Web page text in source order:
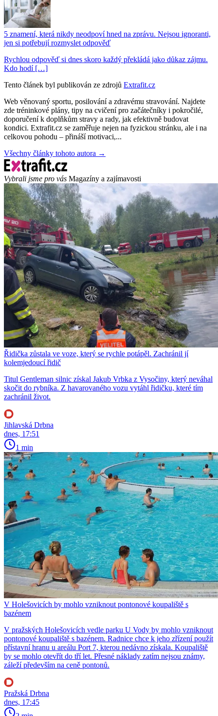
5 znamení, která nikdy neodpoví hned na zprávu. Nejsou ignoranti,
jen si potřebují rozmyslet odpověď
Rychlou odpověď si dnes skoro každý překládá jako důkaz zájmu.
Kdo hodí […]
Tento článek byl publikován ze zdrojů Extrafit.cz
Web věnovaný sportu, posilování a zdravému stravování. Najdete
zde tréninkové plány, tipy na cvičení pro začátečníky i pokročilé,
doporučení k doplňkům stravy a rady, jak efektivně budovat
kondici. Extrafit.cz se zaměřuje nejen na fyzickou stránku, ale i na
celkovou pohodu – přináší motivaci,...
Všechny články tohoto autora →
Vybrali jsme pro vás Magazíny a zajímavosti
Řidička zůstala ve voze, který se rychle potápěl. Zachránil jí
kolemjedoucí řidič
Titul Gentleman silnic získal Jakub Vrbka z Vysočiny, který neváhal
skočit do rybníka. Z havarovaného vozu vytáhl řidičku, které tím
zachránil život.
Jihlavská Drbna
dnes, 17:51
1 min
V Holešovicích by mohlo vzniknout pontonové koupaliště s
bazénem
V pražských Holešovicích vedle parku U Vody by mohlo vzniknout
pontonové koupaliště s bazénem. Radnice chce k jeho zřízení použít
přístavní hranu u areálu Port 7, kterou nedávno získala. Koupaliště
by se mohlo otevřít do tří let. Přesné náklady zatím nejsou známy,
záleží především na ceně pontonů.
Pražská Drbna
dnes, 17:45